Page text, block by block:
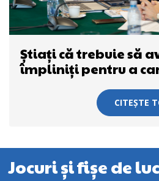
Știați că trebuie să
împliniți pentru a
CITEȘTE
Jocuri și fișe de